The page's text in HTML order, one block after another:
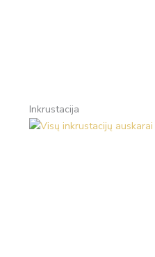
Inkrustacija